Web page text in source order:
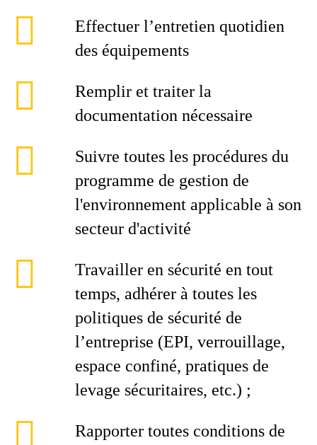
Effectuer l’entretien quotidien
des équipements
Remplir et traiter la
documentation nécessaire
Suivre toutes les procédures du
programme de gestion de
l'environnement applicable à son
secteur d'activité
Travailler en sécurité en tout
temps, adhérer à toutes les
politiques de sécurité de
l’entreprise (EPI, verrouillage,
espace confiné, pratiques de
levage sécuritaires, etc.) ;
Rapporter toutes conditions de